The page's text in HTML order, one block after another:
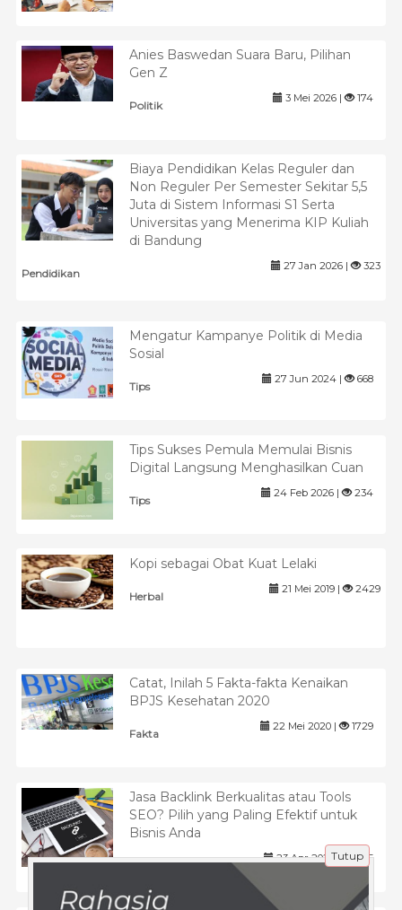
Anies Baswedan Suara Baru, Pilihan
Gen Z
Politik
3 Mei 2026 | 174
Biaya Pendidikan Kelas Reguler dan
Non Reguler Per Semester Sekitar 5,5
Juta di Sistem Informasi S1 Serta
Universitas yang Menerima KIP Kuliah
di Bandung
Pendidikan
27 Jan 2026 | 323
Mengatur Kampanye Politik di Media
Sosial
Tips
27 Jun 2024 | 668
Tips Sukses Pemula Memulai Bisnis
Digital Langsung Menghasilkan Cuan
Tips
24 Feb 2026 | 234
Kopi sebagai Obat Kuat Lelaki
Herbal
21 Mei 2019 | 2429
Catat, Inilah 5 Fakta-fakta Kenaikan
BPJS Kesehatan 2020
Fakta
22 Mei 2020 | 1729
Jasa Backlink Berkualitas atau Tools
SEO? Pilih yang Paling Efektif untuk
Bisnis Anda
Tips
23 Apr 2025 | 645
Tutup